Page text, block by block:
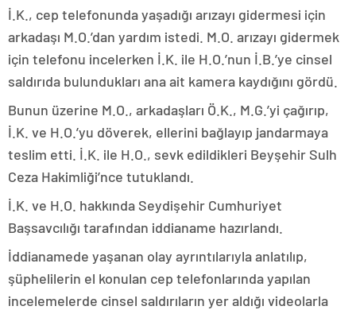
İ.K., cep telefonunda yaşadığı arızayı gidermesi için
arkadaşı M.O.’dan yardım istedi. M.O. arızayı gidermek
için telefonu incelerken İ.K. ile H.O.’nun İ.B.’ye cinsel
saldırıda bulundukları ana ait kamera kaydığını gördü.
Bunun üzerine M.O., arkadaşları Ö.K., M.G.’yi çağırıp,
İ.K. ve H.O.’yu döverek, ellerini bağlayıp jandarmaya
teslim etti. İ.K. ile H.O., sevk edildikleri Beyşehir Sulh
Ceza Hakimliği’nce tutuklandı.
İ.K. ve H.O. hakkında Seydişehir Cumhuriyet
Başsavcılığı tarafından iddianame hazırlandı.
İddianamede yaşanan olay ayrıntılarıyla anlatılıp,
şüphelilerin el konulan cep telefonlarında yapılan
incelemelerde cinsel saldırıların yer aldığı videolarla